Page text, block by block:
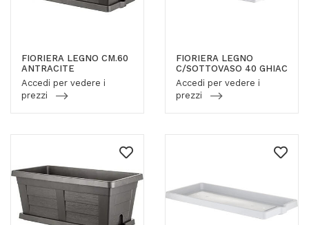
FIORIERA LEGNO CM.60
ANTRACITE
Accedi per vedere i
prezzi
FIORIERA LEGNO
C/SOTTOVASO 40 GHIAC
Accedi per vedere i
prezzi